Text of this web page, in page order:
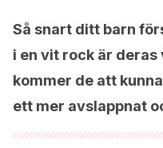
Så snart ditt barn
i en vit rock är deras
kommer de att
ett mer avslappnat